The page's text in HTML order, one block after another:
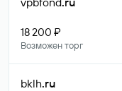
18 200 ₽
Возможен торг
bklh.ru